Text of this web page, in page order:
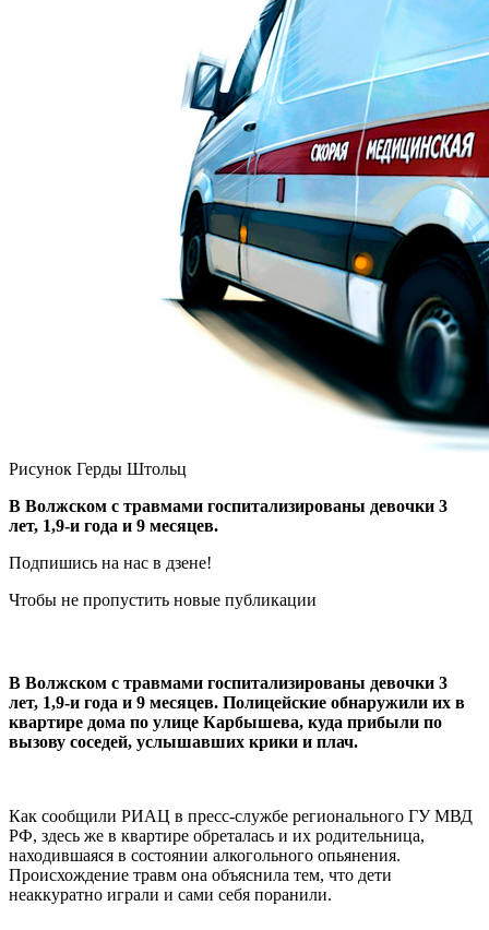
Рисунок Герды Штольц
В Волжском с травмами госпитализированы девочки 3
лет, 1,9-и года и 9 месяцев.
Подпишись на нас в дзене!
Чтобы не пропустить новые публикации
В Волжском с травмами госпитализированы девочки 3
лет, 1,9-и года и 9 месяцев. Полицейские обнаружили их в
квартире дома по улице Карбышева, куда прибыли по
вызову соседей, услышавших крики и плач.
Как сообщили РИАЦ в пресс-службе регионального ГУ МВД
РФ, здесь же в квартире обреталась и их родительница,
находившаяся в состоянии алкогольного опьянения.
Происхождение травм она объяснила тем, что дети
неаккуратно играли и сами себя поранили.